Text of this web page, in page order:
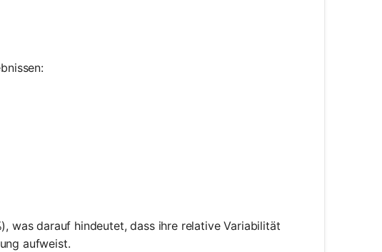
was darauf hindeutet, dass ihre relative Variabilität
aufweist.